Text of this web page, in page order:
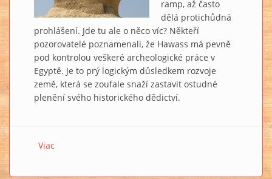
ramp, až často
dělá protichůdná
prohlášení. Jde tu ale o něco víc? Někteří
pozorovatelé poznamenali, že Hawass má pevně
pod kontrolou veškeré archeologické práce v
Egyptě. Je to prý logickým důsledkem rozvoje
země, která se zoufale snaží zastavit ostudné
plenění svého historického dědictví.
Viac